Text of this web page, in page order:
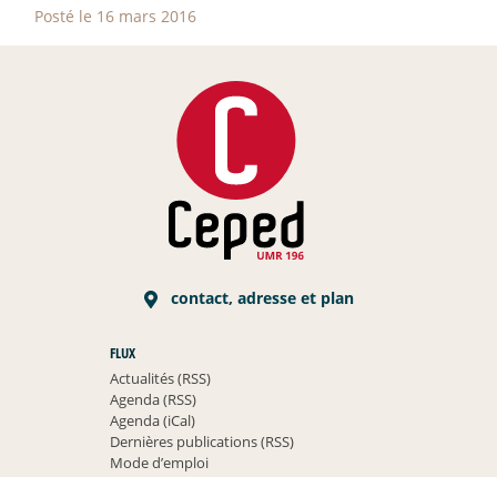
Posté le 16 mars 2016
contact, adresse et plan
FLUX
Actualités (RSS)
Agenda (RSS)
Agenda (iCal)
Dernières publications (RSS)
Mode d’emploi